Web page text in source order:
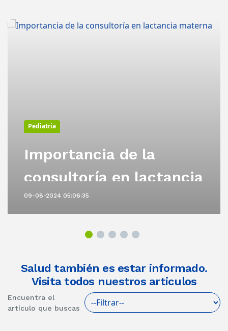
Pediatria
Importancia de la
consultoría en lactancia
materna
09-08-2024 05:06:35
Salud también es estar informado.
Visita todos nuestros articulos
Encuentra el
artículo que buscas